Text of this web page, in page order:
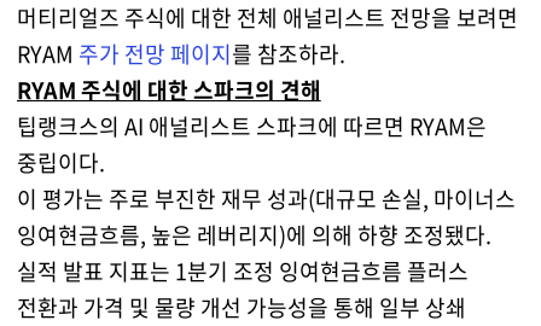
머티리얼즈 주식에 대한 전체 애널리스트 전망을 보려면
RYAM 주가 전망 페이지를 참조하라.
RYAM 주식에 대한 스파크의 견해
팁랭크스의 AI 애널리스트 스파크에 따르면 RYAM은
중립이다.
이 평가는 주로 부진한 재무 성과(대규모 손실, 마이너스
잉여현금흐름, 높은 레버리지)에 의해 하향 조정됐다.
실적 발표 지표는 1분기 조정 잉여현금흐름 플러스
전환과 가격 및 물량 개선 가능성을 통해 일부 상쇄